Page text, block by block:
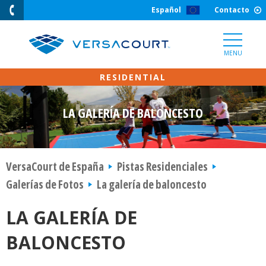
Skip
Content
Español Contacto
MENU
LA GALERÍA DE BALONCESTO
VersaCourt de España
Pistas Residenciales
Galerías de Fotos
La galería de baloncesto
LA GALERÍA DE
BALONCESTO